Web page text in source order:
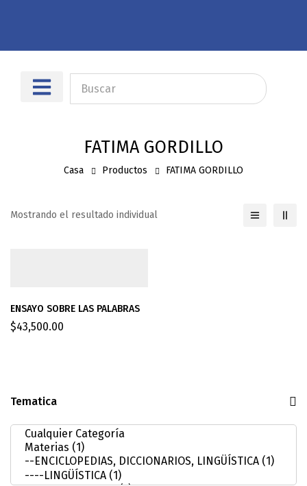
FATIMA GORDILLO
Casa Productos FATIMA GORDILLO
Tematica
Mostrando el resultado individual
ENSAYO SOBRE LAS PALABRAS
$43,500.00